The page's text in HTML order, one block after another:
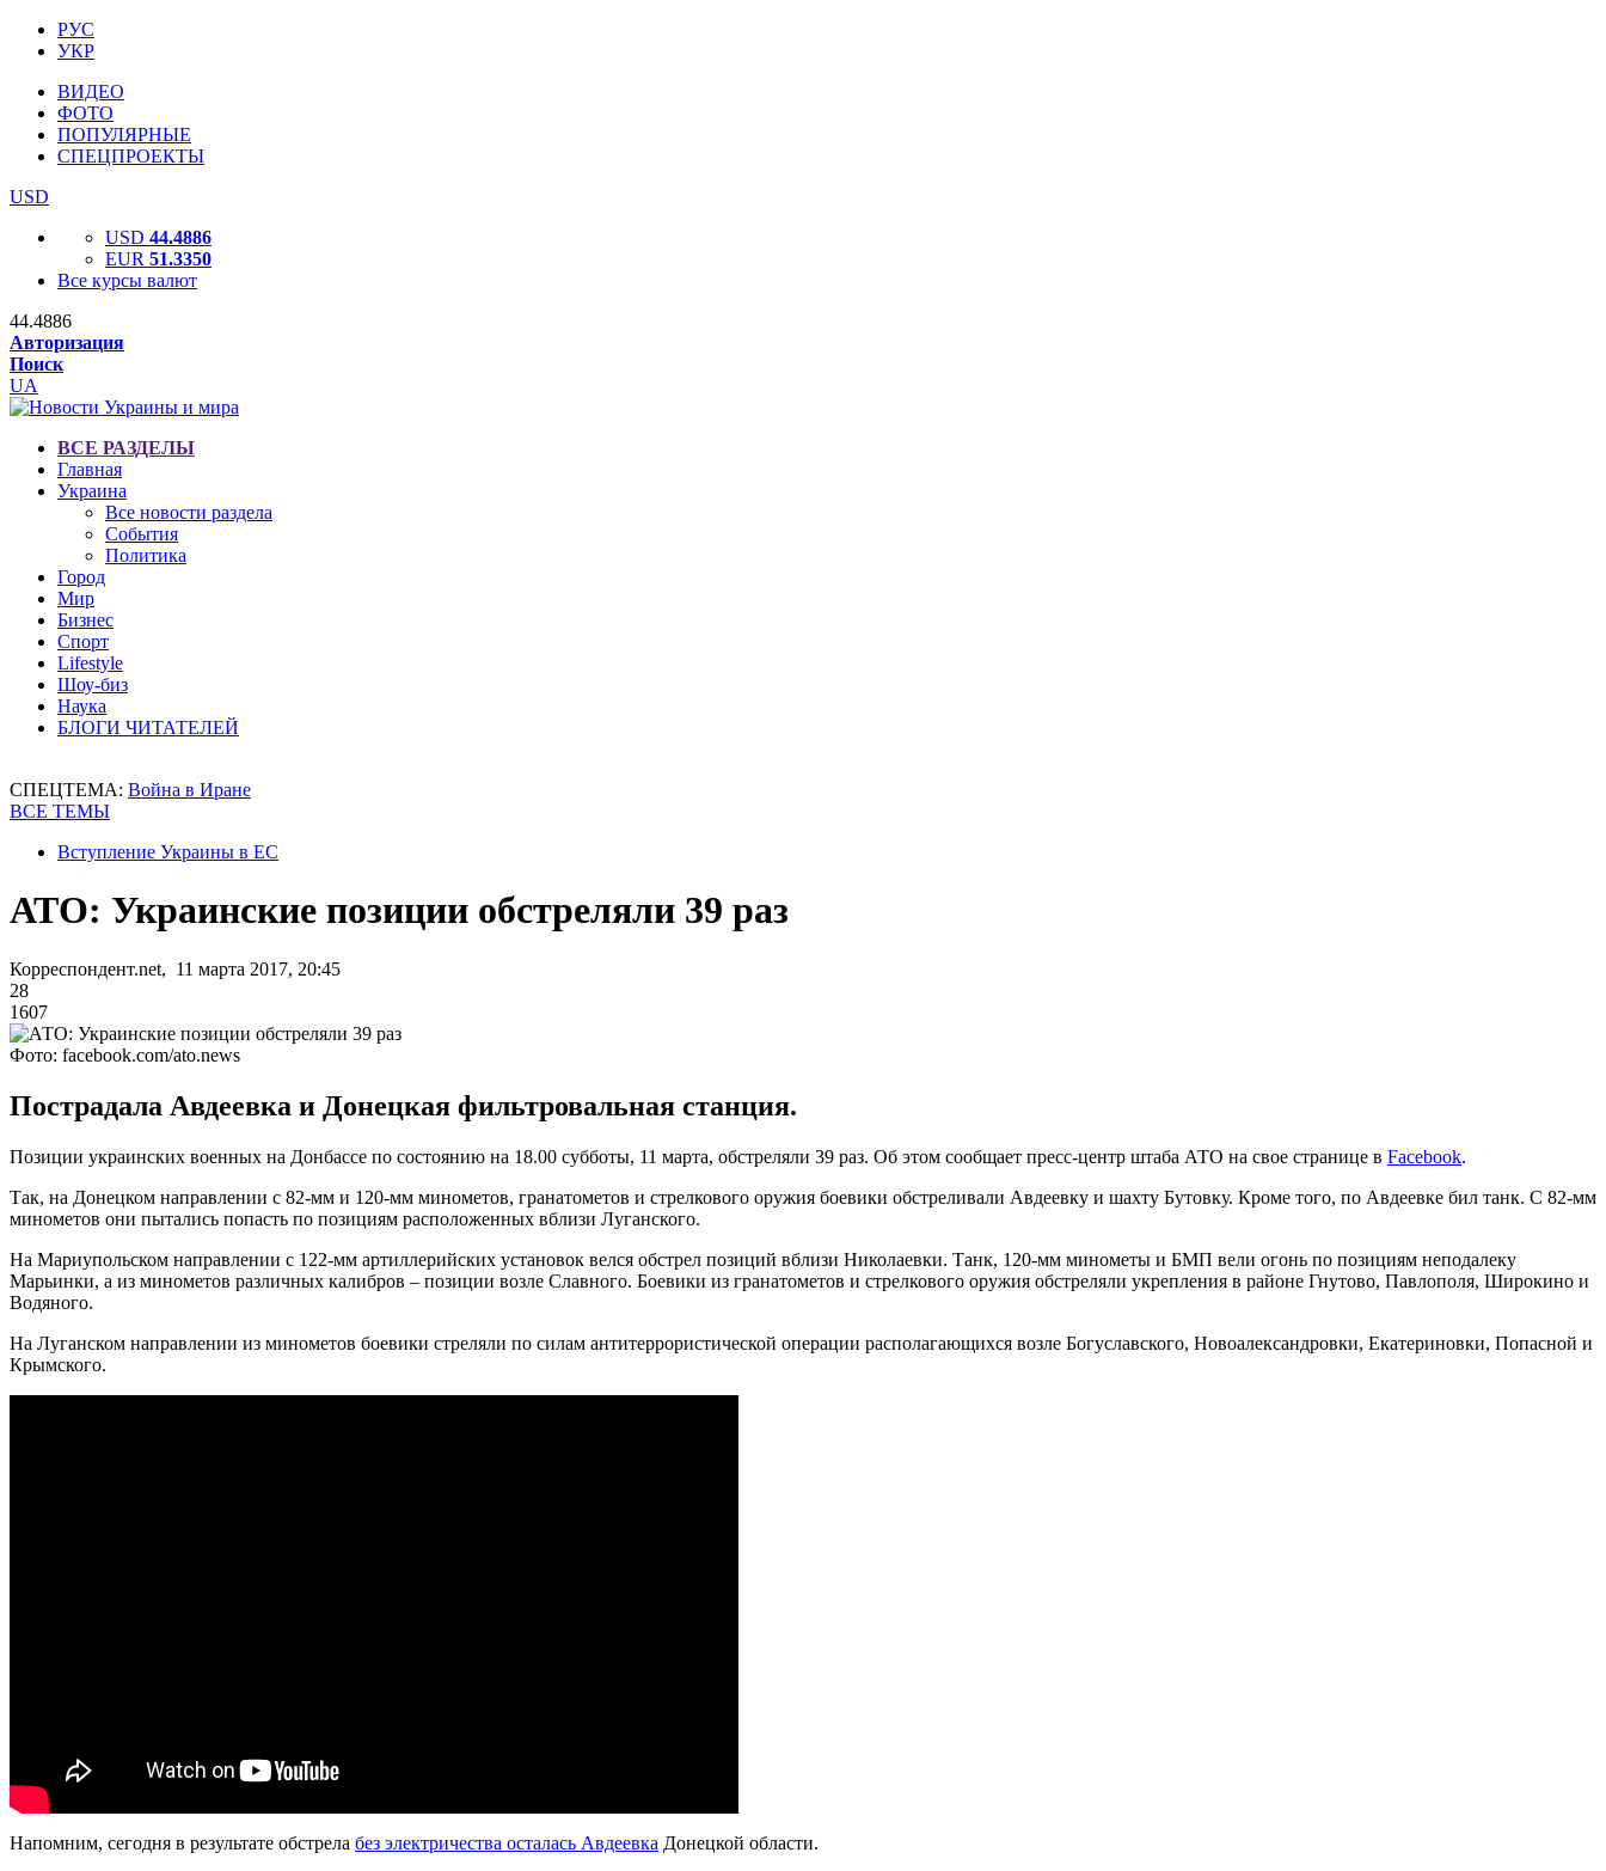
РУС
УКР
ВИДЕО
ФОТО
ПОПУЛЯРНЫЕ
СПЕЦПРОЕКТЫ
USD
USD 44.4886
EUR 51.3350
Все курсы валют
44.4886
Авторизация
Поиск
UA
ВСЕ РАЗДЕЛЫ
Главная
Украина
Все новости раздела
События
Политика
Город
Мир
Бизнес
Спорт
Lifestyle
Шоу-биз
Наука
БЛОГИ ЧИТАТЕЛЕЙ
СПЕЦТЕМА: Война в Иране
ВСЕ ТЕМЫ
Вступление Украины в ЕС
АТО: Украинские позиции обстреляли 39 раз
Корреспондент.net, 11 марта 2017, 20:45
28
1607
Фото: facebook.com/ato.news
Пострадала Авдеевка и Донецкая фильтровальная станция.
Позиции украинских военных на Донбассе по состоянию на 18.00 субботы, 11 марта, обстреляли 39 раз. Об этом сообщает пресс-центр штаба АТО на свое странице в Facebook.
Так, на Донецком направлении с 82-мм и 120-мм минометов, гранатометов и стрелкового оружия боевики обстреливали Авдеевку и шахту Бутовку. Кроме того, по Авдеевке бил танк. С 82-мм
минометов они пытались попасть по позициям расположенных вблизи Луганского.
На Мариупольском направлении с 122-мм артиллерийских установок велся обстрел позиций вблизи Николаевки. Танк, 120-мм минометы и БМП вели огонь по позициям неподалеку
Марьинки, а из минометов различных калибров – позиции возле Славного. Боевики из гранатометов и стрелкового оружия обстреляли укрепления в районе Гнутово, Павлополя, Широкино и
Водяного.
На Луганском направлении из минометов боевики стреляли по силам антитеррористической операции располагающихся возле Богуславского, Новоалександровки, Екатериновки, Попасной и
Крымского.
Напомним, сегодня в результате обстрела без электричества осталась Авдеевка Донецкой области.